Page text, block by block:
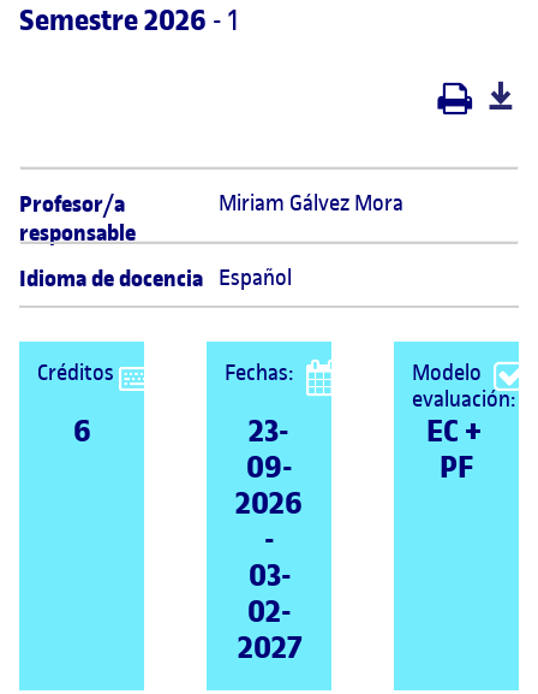
Semestre 2026 - 1
Profesor/a
responsable
Miriam Gálvez Mora
Idioma de docencia Español
Créditos
6
Fechas:
23-
09-
2026
-
03-
02-
2027
Modelo
evaluación:
EC +
PF